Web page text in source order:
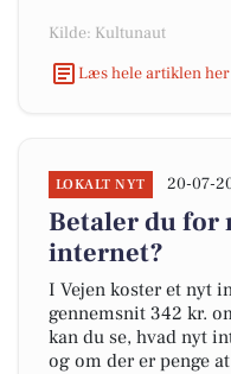
Kilde: Kultunaut
Læs hele artiklen her
LOKALT NYT 20-07-
Betaler du for
internet?
I Vejen koster et nyt
gennemsnit 342 kr.
kan du se, hvad nyt
og om der er penge